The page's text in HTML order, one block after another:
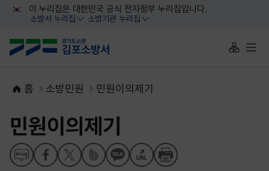
대메뉴 바로가기
본문 바로가기
이 누리집은 대한민국 공식 전자정부 누리집입니다.
소방서 누리집
열기
소방기관 누리집
열기
사이트맵
전체
홈 소방민원 민원이의제기
민원이의제기